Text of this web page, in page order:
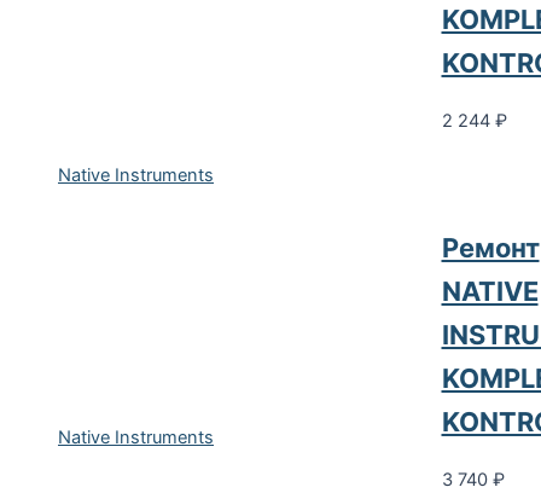
Native Instruments
2 244 ₽
Native Instruments
Ремонт
NATIVE
3 740 ₽